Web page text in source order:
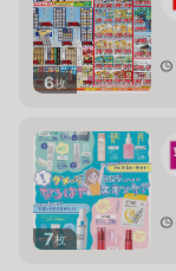
6枚
7枚